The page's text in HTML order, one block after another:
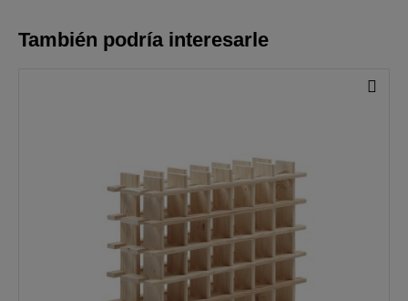
También podría interesarle